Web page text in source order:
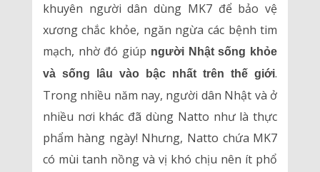
khuyên người dân dùng MK7 để bảo vệ
xương chắc khỏe, ngăn ngừa các bệnh tim
mạch, nhờ đó giúp người Nhật sống khỏe
và sống lâu vào bậc nhất trên thế giới.
Trong nhiều năm nay, người dân Nhật và ở
nhiều nơi khác đã dùng Natto như là thực
phẩm hàng ngày! Nhưng, Natto chứa MK7
có mùi tanh nồng và vị khó chịu nên ít phổ